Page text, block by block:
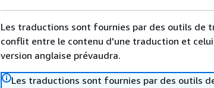
Les traductions sont fournies par des outils de
conflit entre le contenu d'une traduction et
version anglaise prévaudra.
Les traductions sont fournies par des outils